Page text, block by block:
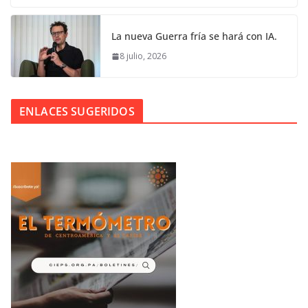
La nueva Guerra fría se hará con IA.
8 julio, 2026
ENLACES SUGERIDOS